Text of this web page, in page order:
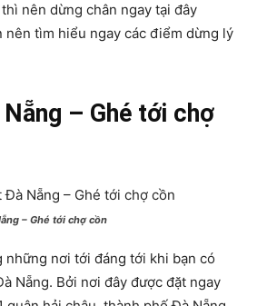
nên dừng chân ngay tại đây
nên tìm hiểu ngay các điểm dừng lý
– Ghé tới chợ
– Ghé tới chợ cồn
những nơi tới đáng tới khi bạn có
Nẵng. Bởi nơi đây được đặt ngay